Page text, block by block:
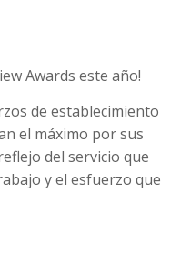
Awards este año!
de establecimiento
el máximo por sus
del servicio que
y el esfuerzo que